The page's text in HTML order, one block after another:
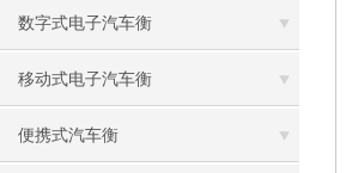
数字式电子汽车衡
移动式电子汽车衡
便携式汽车衡